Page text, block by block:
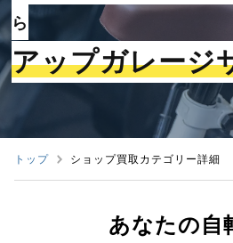
ら
アップガレージ
トップ ショップ買取カテゴリー詳細
あなたの自